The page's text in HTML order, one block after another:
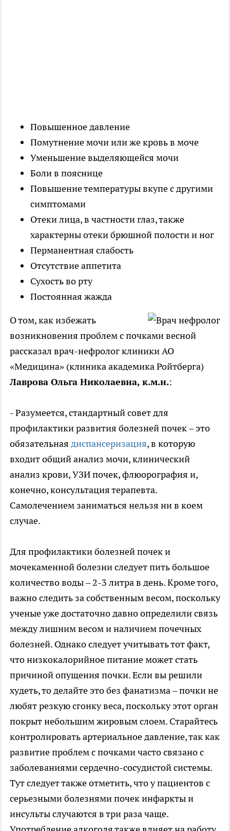
Повышенное давление
Помутнение мочи или же кровь в моче
Уменьшение выделяющейся мочи
Боли в пояснице
Повышение температуры вкупе с другими
симптомами
Отеки лица, в частности глаз, также
характерны отеки брюшной полости и ног
Перманентная слабость
Отсутствие аппетита
Сухость во рту
Постоянная жажда
О том, как избежать
возникновения проблем с почками весной
рассказал врач-нефролог клиники АО
«Медицина» (клиника академика Ройтберга)
Лаврова Ольга Николаевна, к.м.н.:
- Разумеется, стандартный совет для
профилактики развития болезней почек – это
обязательная диспансеризация, в которую
входит общий анализ мочи, клинический
анализ крови, УЗИ почек, флюорография и,
конечно, консультация терапевта.
Самолечением заниматься нельзя ни в коем
случае.
Для профилактики болезней почек и
мочекаменной болезни следует пить большое
количество воды – 2-3 литра в день. Кроме того,
важно следить за собственным весом, поскольку
ученые уже достаточно давно определили связь
между лишним весом и наличием почечных
болезней. Однако следует учитывать тот факт,
что низкокалорийное питание может стать
причиной опущения почки. Если вы решили
худеть, то делайте это без фанатизма – почки не
любят резкую сгонку веса, поскольку этот орган
покрыт небольшим жировым слоем. Старайтесь
контролировать артериальное давление, так как
развитие проблем с почками часто связано с
заболеваниями сердечно-сосудистой системы.
Тут следует также отметить, что у пациентов с
серьезными болезнями почек инфаркты и
инсульты случаются в три раза чаще.